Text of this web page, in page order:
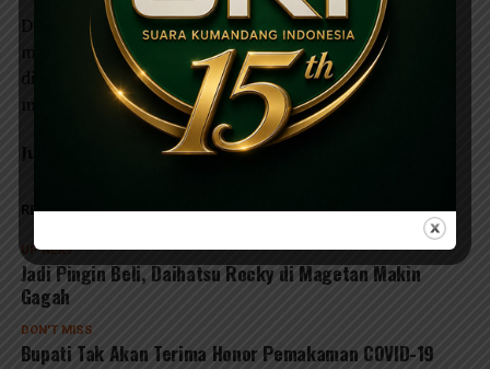
Dalam kesempatan ini, komisi XI DPR RI, M.Sarmuji
menyampaikan paparan materinya secara virtual, yang
diharapkan ekonomi kreatif tumbuh dengan tidak
menambah paparan COVID-19 di Ngawi.
Jurnalis: Ahmad Hakimi.
RELATED TOPICS: BERITA NGAWI UMKM DI NGAWI
UP NEXT
Jadi Pingin Beli, Daihatsu Rocky di Magetan Makin
Gagah
DON'T MISS
Bupati Tak Akan Terima Honor Pemakaman COVID-19